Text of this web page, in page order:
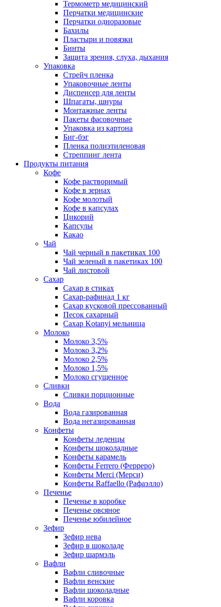
Термометр медицинский
Перчатки медицинские
Перчатки одноразовые
Бахилы
Пластыри и повязки
Бинты
Защита зрения, слуха, дыхания
Упаковка
Стрейч пленка
Упаковочные ленты
Диспенсер для ленты
Шпагаты, шнуры
Монтажные ленты
Пакеты фасовочные
Упаковка из картона
Биг-бэг
Пленка полиэтиленовая
Стреппинг лента
Продукты питания
Кофе
Кофе растворимый
Кофе в зернах
Кофе молотый
Кофе в капсулах
Цикорий
Капсулы
Какао
Чай
Чай черный в пакетиках 100
Чай зеленый в пакетиках 100
Чай листовой
Сахар
Сахар в стиках
Сахар-рафинад 1 кг
Сахар кусковой прессованный
Песок сахарный
Сахар Kotanyi мельница
Молоко
Молоко 3,5%
Молоко 3,2%
Молоко 2,5%
Молоко 1,5%
Молоко сгущенное
Сливки
Сливки порционные
Вода
Вода газированная
Вода негазированная
Конфеты
Конфеты леденцы
Конфеты шоколадные
Конфеты карамель
Конфеты Ferrero (Ферреро)
Конфеты Merci (Мерси)
Конфеты Raffaello (Рафаэлло)
Печенье
Печенье в коробке
Печенье овсяное
Печенье юбилейное
Зефир
Зефир нева
Зефир в шоколаде
Зефир шармэль
Вафли
Вафли сливочные
Вафли венские
Вафли шоколадные
Вафли коровка